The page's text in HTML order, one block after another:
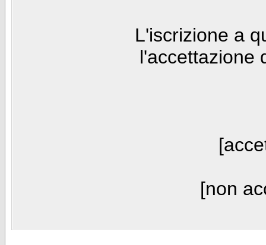
L'iscrizione a
l'accettazione
[non